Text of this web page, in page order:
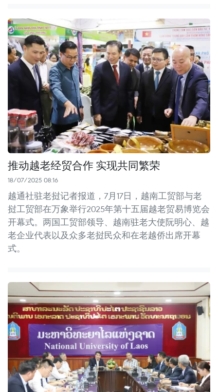
推动越老经贸合作 实现共同繁荣
18/07/2025 08:16
越通社驻老挝记者报道，7月17日，越南工贸部与老
挝工贸部在万象举行2025年第十五届越老贸易博览会
开幕式。两国工贸部领导、越南驻老大使阮明心、越
老企业代表以及众多老挝民众和在老越侨出席开幕
式。